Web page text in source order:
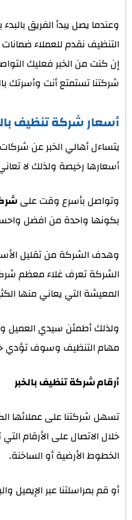
وعندما يصل يبدأ الفريق
التنظيف نقدم للعملاء
إن كنت من الخبر فعليك
شركتنا تستمتع أنت وأسرتك
أسعار شركة تنظيف
يتساءل أهالي الخبر عن
أسعارها رخيصة ولذلك لا
وتواصل بأسرع وقت على
بكونها واحدة من افضل
وهدف الشركة من تقليل
الشركة تعرف غلاء معظم
المعيشة التي يعاني منها
ولذلك أطمئن سيدي العميل
مهام التنظيف وسوف تؤدي
أرقام شركة تنظيف بالخبر
تسهل شركتنا على عملائها
خلال الاتصال على الأرقام
الخطوط الأرضية أو الساخنة.
أو قم بمراسلتنا عبر الإيميل